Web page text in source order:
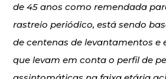
de 45 anos como remendada
rastreio periódico, está sendo
de centenas de levantamentos e
que levam em conta o perfil de